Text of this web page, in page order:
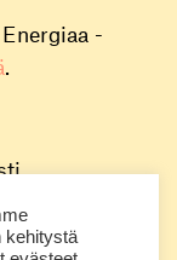
-
.
kehitystä